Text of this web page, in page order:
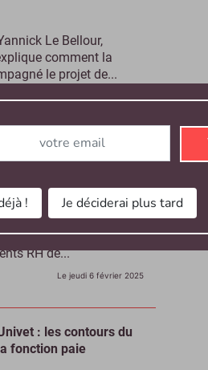
Le Bellour,
comment la
le projet de...
: les salariés
en majorité leur
: 63 % contre
2025 de la
RH de...
Le jeudi 6 février 2025
: les contours du
fonction paie
vous à notre newsletter
! Je déciderai plus tard